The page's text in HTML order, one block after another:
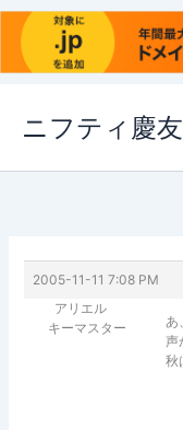
ス
ニフティ慶
2005-11-11 7:08 PM
アリエル
キーマスター
あ
声
秋